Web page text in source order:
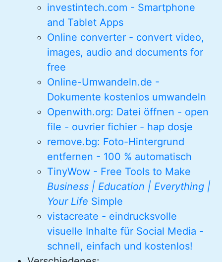
investintech.com - Smartphone
and Tablet Apps
Online converter - convert video,
images, audio and documents for
free
Online-Umwandeln.de -
Dokumente kostenlos umwandeln
Openwith.org: Datei öffnen - open
file - ouvrier fichier - hap dosje
remove.bg: Foto-Hintergrund
entfernen - 100 % automatisch
TinyWow - Free Tools to Make
Business | Education | Everything |
Your Life Simple
vistacreate - eindrucksvolle
visuelle Inhalte für Social Media -
schnell, einfach und kostenlos!